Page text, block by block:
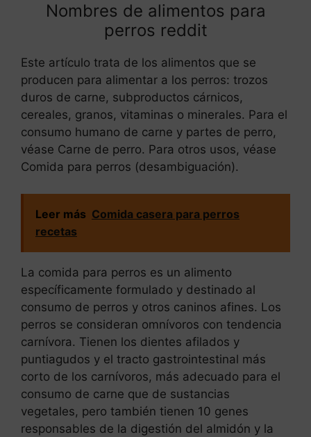
Nombres de alimentos para
perros reddit
Este artículo trata de los alimentos que se
producen para alimentar a los perros: trozos
duros de carne, subproductos cárnicos,
cereales, granos, vitaminas o minerales. Para el
consumo humano de carne y partes de perro,
véase Carne de perro. Para otros usos, véase
Comida para perros (desambiguación).
Leer más Comida casera para perros
recetas
La comida para perros es un alimento
específicamente formulado y destinado al
consumo de perros y otros caninos afines. Los
perros se consideran omnívoros con tendencia
carnívora. Tienen los dientes afilados y
puntiagudos y el tracto gastrointestinal más
corto de los carnívoros, más adecuado para el
consumo de carne que de sustancias
vegetales, pero también tienen 10 genes
responsables de la digestión del almidón y la